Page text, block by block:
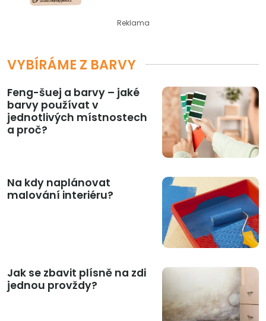
Reklama
VYBÍRÁME Z BARVY
Feng-šuej a barvy – jaké
barvy používat v
jednotlivých místnostech
a proč?
Na kdy naplánovat
malování interiéru?
Jak se zbavit plísně na zdi
jednou provždy?